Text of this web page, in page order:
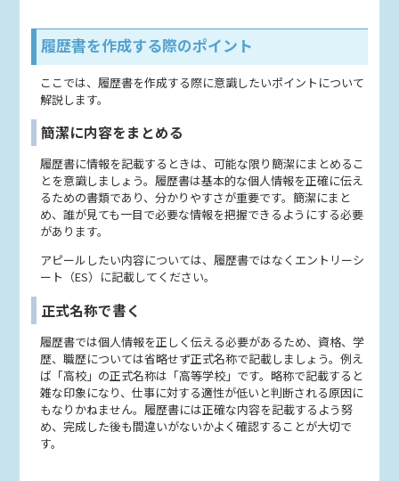
履歴書を作成する際のポイント
ここでは、履歴書を作成する際に意識したいポイントについて
解説します。
簡潔に内容をまとめる
履歴書に情報を記載するときは、可能な限り簡潔にまとめるこ
とを意識しましょう。履歴書は基本的な個人情報を正確に伝え
るための書類であり、分かりやすさが重要です。簡潔にまと
め、誰が見ても一目で必要な情報を把握できるようにする必要
があります。
アピールしたい内容については、履歴書ではなくエントリーシ
ート（ES）に記載してください。
正式名称で書く
履歴書では個人情報を正しく伝える必要があるため、資格、学
歴、職歴については省略せず正式名称で記載しましょう。例え
ば「高校」の正式名称は「高等学校」です。略称で記載すると
雑な印象になり、仕事に対する適性が低いと判断される原因に
もなりかねません。履歴書には正確な内容を記載するよう努
め、完成した後も間違いがないかよく確認することが大切で
す。